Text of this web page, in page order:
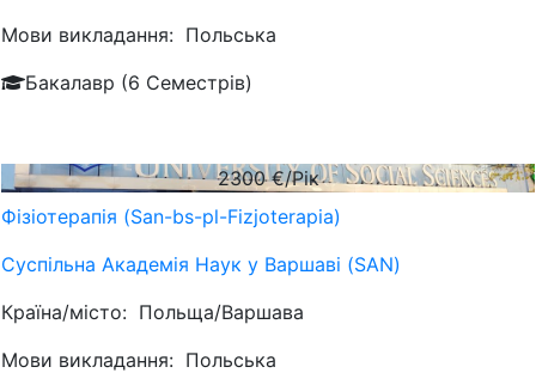
Мови викладання: Польська
Бакалавр (6 Семестрів)
2300€/Рік
Фізіотерапія (San-bs-pl-Fizjoterapia)
Суспільна Академія Наук у Варшаві (SAN)
Країна/місто: Польща/Варшава
Мови викладання: Польська